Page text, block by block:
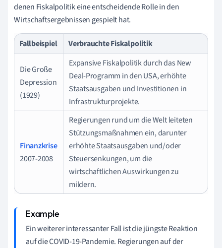
denen Fiskalpolitik eine entscheidende Rolle in den
Wirtschaftsergebnissen gespielt hat.
Fallbeispiel Verbrauchte Fiskalpolitik
Die Große
Depression
(1929)
Expansive Fiskalpolitik durch das New
Deal-Programm in den USA, erhöhte
Staatsausgaben und Investitionen in
Infrastrukturprojekte.
Finanzkrise
2007-2008
Regierungen rund um die Welt leiteten
Stützungsmaßnahmen ein, darunter
erhöhte Staatsausgaben und/oder
Steuersenkungen, um die
wirtschaftlichen Auswirkungen zu
mildern.
Ein weiterer interessanter Fall ist die jüngste Reaktion
auf die COVID-19-Pandemie. Regierungen auf der